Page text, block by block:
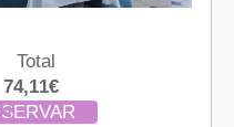
Total
74,11€